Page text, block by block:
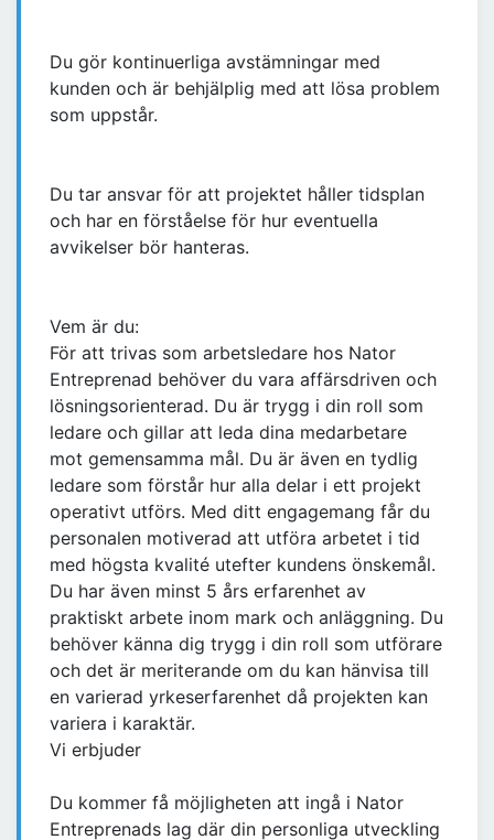
Du gör kontinuerliga avstämningar med
kunden och är behjälplig med att lösa problem
som uppstår.
Du tar ansvar för att projektet håller tidsplan
och har en förståelse för hur eventuella
avvikelser bör hanteras.
Vem är du:
För att trivas som arbetsledare hos Nator
Entreprenad behöver du vara affärsdriven och
lösningsorienterad. Du är trygg i din roll som
ledare och gillar att leda dina medarbetare
mot gemensamma mål. Du är även en tydlig
ledare som förstår hur alla delar i ett projekt
operativt utförs. Med ditt engagemang får du
personalen motiverad att utföra arbetet i tid
med högsta kvalité utefter kundens önskemål.
Du har även minst 5 års erfarenhet av
praktiskt arbete inom mark och anläggning. Du
behöver känna dig trygg i din roll som utförare
och det är meriterande om du kan hänvisa till
en varierad yrkeserfarenhet då projekten kan
variera i karaktär.
Vi erbjuder
Du kommer få möjligheten att ingå i Nator
Entreprenads lag där din personliga utveckling